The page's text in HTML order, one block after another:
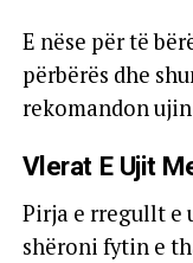
E nëse për të
përbërës dhe
rekomandon
Vlerat E Ujit
Pirja e rregullt e
shëroni fytin e